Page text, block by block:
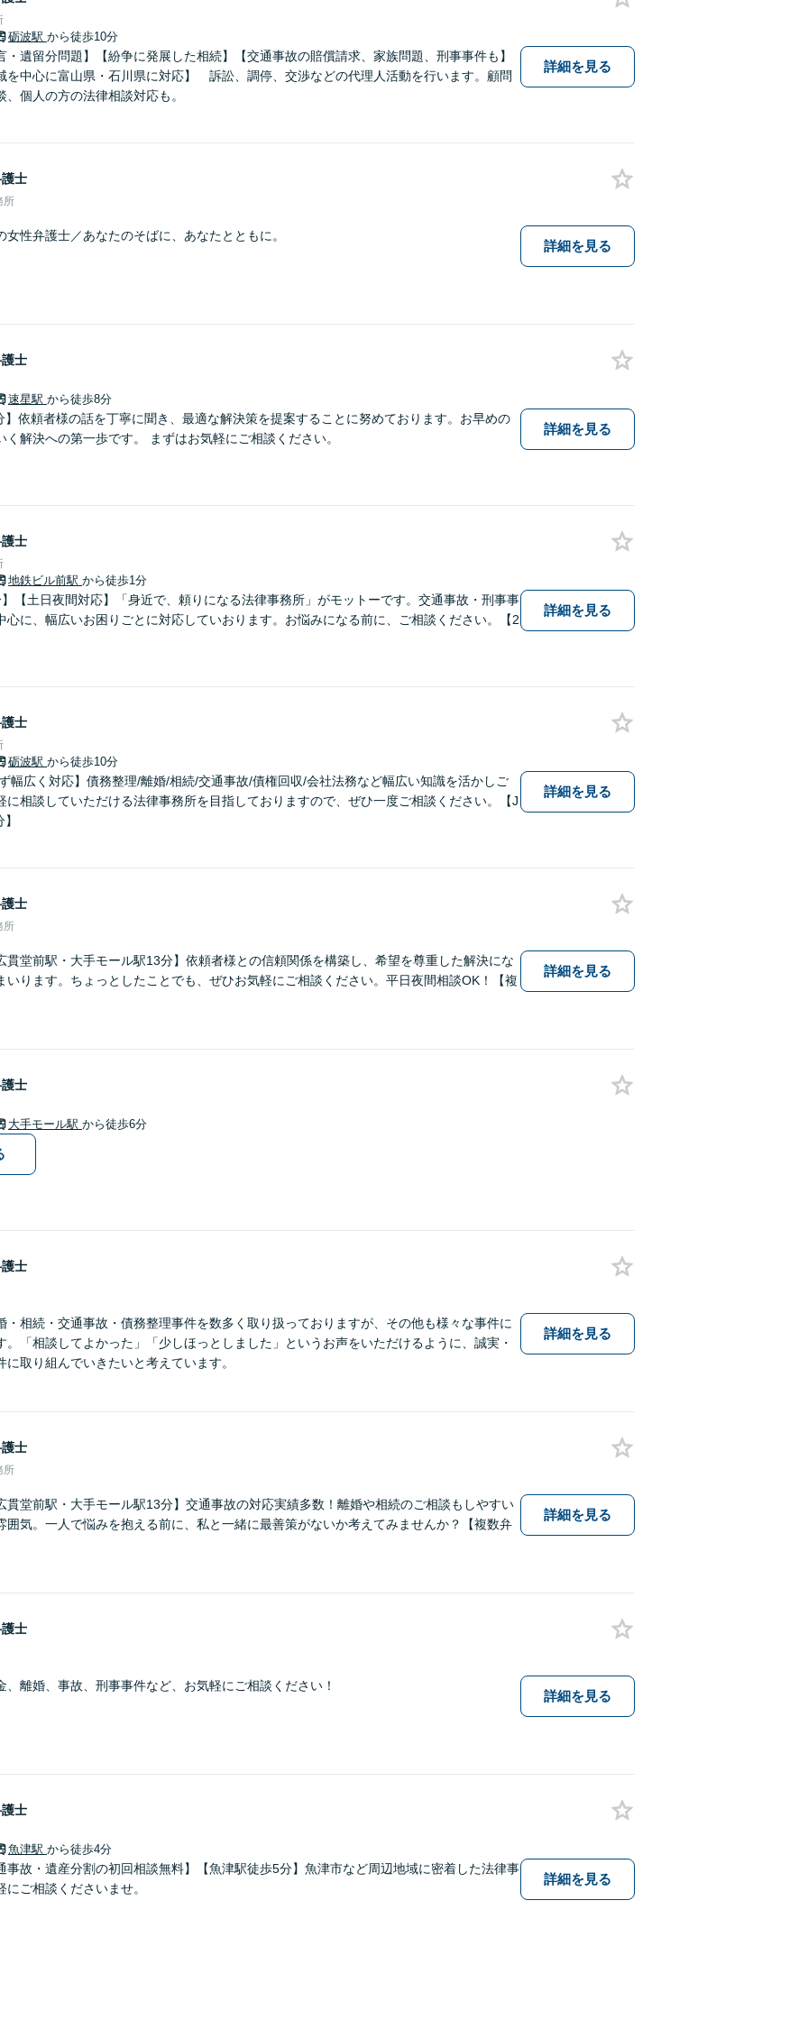
砺波駅 から徒歩10分
・遺留分問題】【紛争に発展した相続】【交通事故の賠償請求、家族問題、刑事事件も】
を中心に富山県・石川県に対応】 訴訟、調停、交渉などの代理人活動を行います。顧問
、個人の方の法律相談対応も。
詳細を見る
士
所
女性弁護士／あなたのそばに、あなたとともに。
詳細を見る
士
速星駅 から徒歩8分
】依頼者様の話を丁寧に聞き、最適な解決策を提案することに努めております。お早めの
く解決への第一歩です。 まずはお気軽にご相談ください。
詳細を見る
士
地鉄ビル前駅 から徒歩1分
【土日夜間対応】「身近で、頼りになる法律事務所」がモットーです。交通事故・刑事事
心に、幅広いお困りごとに対応していおります。お悩みになる前に、ご相談ください。【2
詳細を見る
士
砺波駅 から徒歩10分
幅広く対応】債務整理/離婚/相続/交通事故/債権回収/会社法務など幅広い知識を活かしご
に相談していただける法律事務所を目指しておりますので、ぜひ一度ご相談ください。【J
詳細を見る
士
所
貫堂前駅・大手モール駅13分】依頼者様との信頼関係を構築し、希望を尊重した解決にな
いります。ちょっとしたことでも、ぜひお気軽にご相談ください。平日夜間相談OK！【複
詳細を見る
士
大手モール駅 から徒歩6分
士
・相続・交通事故・債務整理事件を数多く取り扱っておりますが、その他も様々な事件に
。「相談してよかった」「少しほっとしました」というお声をいただけるように、誠実・
に取り組んでいきたいと考えています。
詳細を見る
士
所
貫堂前駅・大手モール駅13分】交通事故の対応実績多数！離婚や相続のご相談もしやすい
囲気。一人で悩みを抱える前に、私と一緒に最善策がないか考えてみませんか？【複数弁
詳細を見る
士
、離婚、事故、刑事事件など、お気軽にご相談ください！
詳細を見る
士
魚津駅 から徒歩4分
事故・遺産分割の初回相談無料】【魚津駅徒歩5分】魚津市など周辺地域に密着した法律事
ご相談くださいませ。
詳細を見る